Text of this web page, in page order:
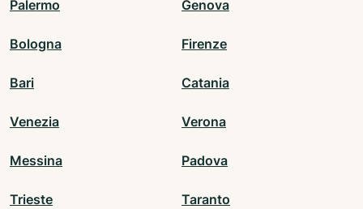
Palermo Genova
Bologna Firenze
Bari Catania
Venezia Verona
Messina Padova
Trieste Taranto